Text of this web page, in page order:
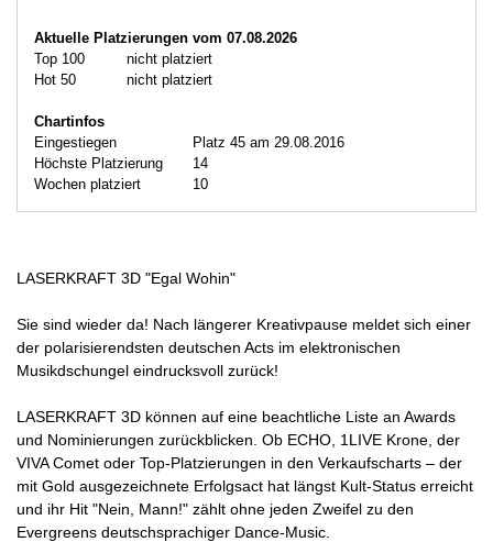
Aktuelle Platzierungen vom 07.08.2026
Top 100
nicht platziert
Hot 50
nicht platziert
Chartinfos
Eingestiegen
Platz 45 am 29.08.2016
Höchste Platzierung
14
Wochen platziert
10
LASERKRAFT 3D "Egal Wohin"
Sie sind wieder da! Nach längerer Kreativpause meldet sich einer
der polarisierendsten deutschen Acts im elektronischen
Musikdschungel eindrucksvoll zurück!
LASERKRAFT 3D können auf eine beachtliche Liste an Awards
und Nominierungen zurückblicken. Ob ECHO, 1LIVE Krone, der
VIVA Comet oder Top-Platzierungen in den Verkaufscharts – der
mit Gold ausgezeichnete Erfolgsact hat längst Kult-Status erreicht
und ihr Hit "Nein, Mann!" zählt ohne jeden Zweifel zu den
Evergreens deutschsprachiger Dance-Music.